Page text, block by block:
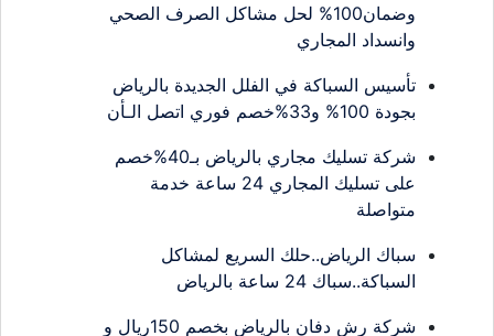
وضمان100% لحل مشاكل الصرف الصحي
وانسداد المجاري
تأسيس السباكة في الفلل الجديدة بالرياض
بجودة 100% و33%خصم فوري اتصل الـأن
شركة تسليك مجاري بالرياض بـ40%خصم
على تسليك المجاري 24 ساعة خدمة
متواصلة
سباك الرياض..حلك السريع لمشاكل
السباكة..سباك 24 ساعة بالرياض
شركة رش دفان بالرياض بخصم 150ريال و